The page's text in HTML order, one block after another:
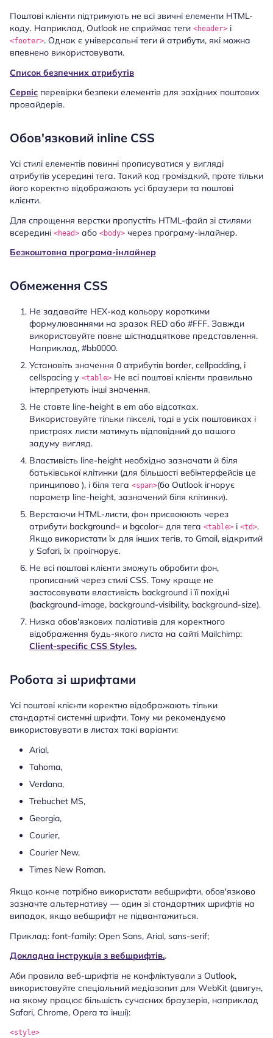
Поштові клієнти підтримують не всі звичні елементи HTML-
коду. Наприклад, Outlook не сприймає теги <header> і
<footer>. Однак є універсальні теги й атрибути, які можна
впевнено використовувати.
Список безпечних атрибутів
Сервіс перевірки безпеки елементів для західних поштових
провайдерів.
Обов'язковий inline CSS
Усі стилі елементів повинні прописуватися у вигляді
атрибутів усередині тега. Такий код громіздкий, проте тільки
його коректно відображають усі браузери та поштові
клієнти.
Для спрощення верстки пропустіть HTML-файл зі стилями
всередині <head> або <body> через програму-інлайнер.
Безкоштовна програма-інлайнер
Обмеження CSS
Не задавайте HEX-код кольору короткими
формулюваннями на зразок RED або #FFF. Завжди
використовуйте повне шістнадцяткове представлення.
Наприклад, #bb0000.
Установіть значення 0 атрибутів border, cellpadding, і
cellspacing у <table> Не всі поштові клієнти правильно
інтерпретують інші значення.
Не ставте line-height в em або відсотках.
Використовуйте тільки пікселі, тоді в усіх поштовиках і
пристроях листи матимуть відповідний до вашого
задуму вигляд.
Властивість line-height необхідно зазначати й біля
батьківської клітинки (для більшості вебінтерфейсів це
принципово ), і біля тега <span>(бо Outlook ігнорує
параметр line-height, зазначений біля клітинки).
Верстаючи HTML-листи, фон присвоюють через
атрибути background= и bgcolor= для тега <table> і <td>.
Якщо використати їх для інших тегів, то Gmail, відкритий
у Safari, їх проігнорує.
Не всі поштові клієнти зможуть обробити фон,
прописаний через стилі CSS. Тому краще не
застосовувати властивість background і її похідні
(background-image, background-visibility, background-size).
Низка обов'язкових паліативів для коректного
відображення будь-якого листа на сайті Mailchimp:
Client-specific CSS Styles.
Робота зі шрифтами
Усі поштові клієнти коректно відображають тільки
стандартні системні шрифти. Тому ми рекомендуємо
використовувати в листах такі варіанти:
Arial,
Tahoma,
Verdana,
Trebuchet MS,
Georgia,
Courier,
Courier New,
Times New Roman.
Якщо конче потрібно використати вебшрифти, обов'язково
зазначте альтернативу — один зі стандартних шрифтів на
випадок, якщо вебшрифт не підвантажиться.
Приклад: font-family: Open Sans, Arial, sans-serif;
Докладна інструкція з вебшрифтів..
Аби правила веб-шрифтів не конфліктували з Outlook,
використовуйте спеціальний медіазапит для WebKit (двигун,
на якому працює більшість сучасних браузерів, наприклад
Safari, Chrome, Opera та інші):
<style>